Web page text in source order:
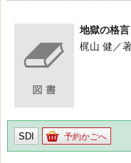
地獄の格言
梶山 健／
SDI 予約かごへ